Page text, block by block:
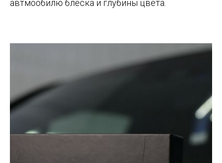
автмообилю блеска и глубины цвета.